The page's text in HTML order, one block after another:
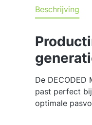
Beschrijving
De
past perfect
optimale